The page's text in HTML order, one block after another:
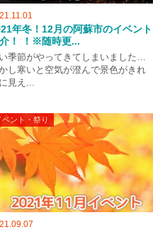
年冬！12月の阿蘇市のイベント
！ ！※随時更...
季節がやってきてしまいました…
し寒いと空気が澄んで景色がきれ
見え...
ベント・祭り